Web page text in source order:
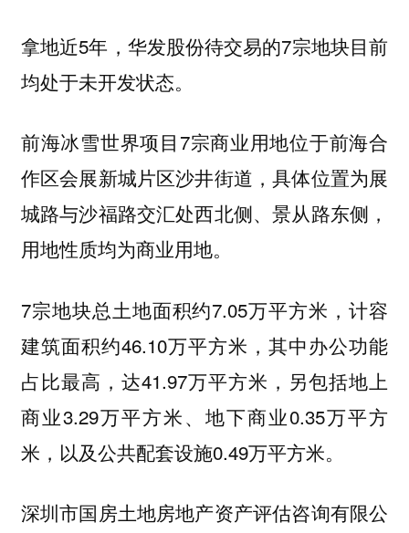
拿地近5年，华发股份待交易的7宗地块目前
均处于未开发状态。
前海冰雪世界项目7宗商业用地位于前海合
作区会展新城片区沙井街道，具体位置为展
城路与沙福路交汇处西北侧、景从路东侧，
用地性质均为商业用地。
7宗地块总土地面积约7.05万平方米，计容
建筑面积约46.10万平方米，其中办公功能
占比最高，达41.97万平方米，另包括地上
商业3.29万平方米、地下商业0.35万平方
米，以及公共配套设施0.49万平方米。
深圳市国房土地房地产资产评估咨询有限公